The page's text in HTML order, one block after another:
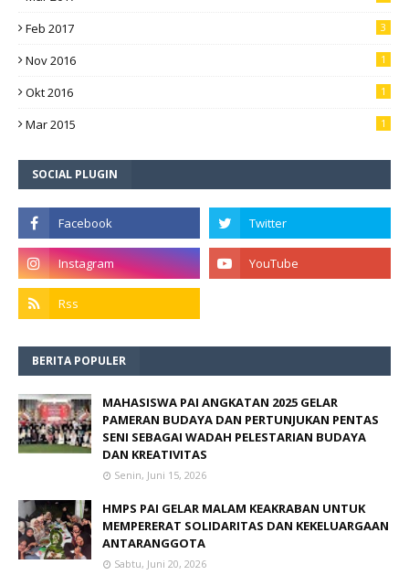
Feb 2017 3
Nov 2016 1
Okt 2016 1
Mar 2015 1
SOCIAL PLUGIN
BERITA POPULER
MAHASISWA PAI ANGKATAN 2025 GELAR
PAMERAN BUDAYA DAN PERTUNJUKAN PENTAS
SENI SEBAGAI WADAH PELESTARIAN BUDAYA
DAN KREATIVITAS
Senin, Juni 15, 2026
HMPS PAI GELAR MALAM KEAKRABAN UNTUK
MEMPERERAT SOLIDARITAS DAN KEKELUARGAAN
ANTARANGGOTA
Sabtu, Juni 20, 2026